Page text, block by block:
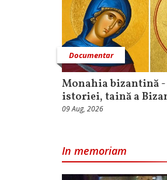
Documentar
Monahia bizantină -
istoriei, taină a
09 Aug, 2026
In memoriam